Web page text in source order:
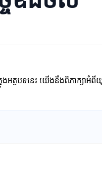
ត្ថបទនេះ យើងនឹងពិភាក្សាអំពី